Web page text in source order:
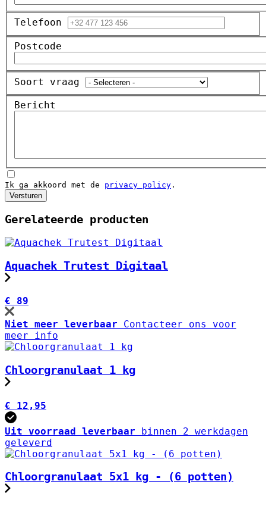
Telefoon
Postcode
Soort vraag
Bericht
Ik ga akkoord met de privacy policy .
Versturen
Gerelateerde producten
Aquachek Trutest Digitaal
€ 89
Niet meer leverbaar
Contacteer ons voor
meer info
Chloorgranulaat 1 kg
€ 12,95
Uit voorraad leverbaar
binnen 2 werkdagen
geleverd
Chloorgranulaat 5x1 kg - (6 potten)